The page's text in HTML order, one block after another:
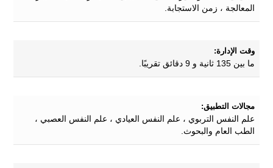
المعالجة ، زمن الاستجابة.
وقت الإدارة:
ما بين 135 ثانية و 9 دقائق تقريبًا.
مجالات التطبيق:
علم النفس التربوي ، علم النفس العيادي ، علم النفس العصبي ،
الطب العام والبحوث.